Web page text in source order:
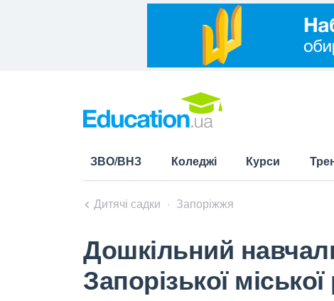
ЗВО/ВНЗ Коледжі Курси
Дитячі садки Запоріжжя
Дошкільний
Запорізької